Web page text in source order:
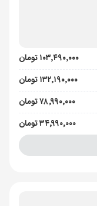
۱۰۳٬۴۹۰٬۰۰۰ تومان
۱۳۲٬۱۹۰٬۰۰۰ تومان
۷۸٬۹۹۰٬۰۰۰ تومان
۳۴٬۹۹۰٬۰۰۰ تومان